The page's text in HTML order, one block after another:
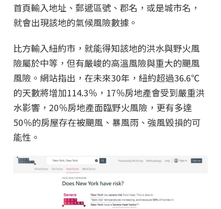
首頁輸入地址、郵遞區號、郡名，或是城市名，
就會出現該地的氣候風險數據。
比方輸入紐約市，就能得知該地的洪水與野火風
險屬於中等，但有嚴峻的高溫風險與重大的颶風
風險。網站指出，在未來30年，紐約超過36.6℃
的天數將增加114.3％，17％房地產會受到嚴重洪
水影響，20％房地產面臨野火風險，更有多達
50％的房屋存在被颶風、暴風雨、強風毀損的可
能性。